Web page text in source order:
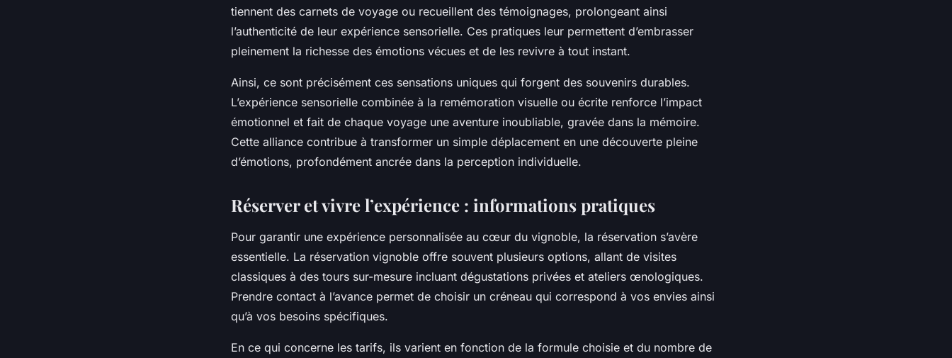
tiennent des carnets de voyage ou recueillent des témoignages, prolongeant ainsi
l’authenticité de leur expérience sensorielle. Ces pratiques leur permettent d’embrasser
pleinement la richesse des émotions vécues et de les revivre à tout instant.
Ainsi, ce sont précisément ces sensations uniques qui forgent des souvenirs durables.
L’expérience sensorielle combinée à la remémoration visuelle ou écrite renforce l’impact
émotionnel et fait de chaque voyage une aventure inoubliable, gravée dans la mémoire.
Cette alliance contribue à transformer un simple déplacement en une découverte pleine
d’émotions, profondément ancrée dans la perception individuelle.
Réserver et vivre l’expérience : informations pratiques
Pour garantir une expérience personnalisée au cœur du vignoble, la réservation s’avère
essentielle. La réservation vignoble offre souvent plusieurs options, allant de visites
classiques à des tours sur-mesure incluant dégustations privées et ateliers œnologiques.
Prendre contact à l’avance permet de choisir un créneau qui correspond à vos envies ainsi
qu’à vos besoins spécifiques.
En ce qui concerne les tarifs, ils varient en fonction de la formule choisie et du nombre de